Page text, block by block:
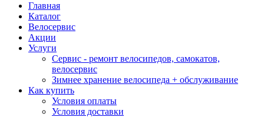
Главная
Каталог
Велосервис
Акции
Услуги
Сервис - ремонт велосипедов, самокатов,
велосервис
Зимнее хранение велосипеда + обслуживание
Как купить
Условия оплаты
Условия доставки